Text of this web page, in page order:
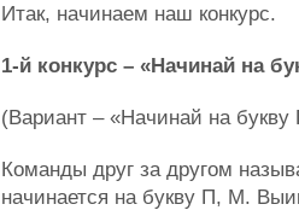
Итак, начинаем наш конкурс.
1-й конкурс – «Начинай на
(Вариант – «Начинай на
Команды друг за другом
начинается на букву П, М.